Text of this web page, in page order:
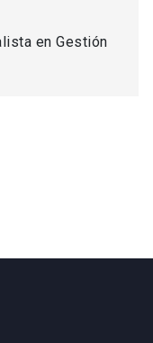
en Gestión